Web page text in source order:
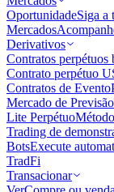
OportunidadeSiga a
Mercados
Derivativos
Contratos perpétuos
Contrato perpétuo
Contratos de Evento
Mercado de Previsão
Lite Perpétuo
Trading de
BotsExecute
TradFi
Transacionar